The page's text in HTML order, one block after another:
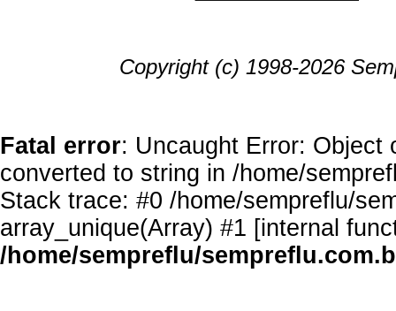
Copyright (c) 1998-2026
Fatal error: Uncaught Error: Object
converted to string in /home/
Stack trace: #0 /home/sempreflu/
array_unique(Array) #1 [internal
/home/sempreflu/